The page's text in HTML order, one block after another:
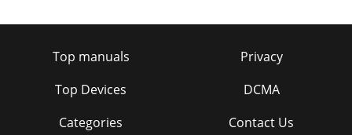
器转换为低电耗模式，从而节省了能源。按下键盘上的任意键
需触碰显示器时，请关闭显示器以节省能源。 PowerSaver 系
Page 33 - 5-1 显示器自诊断
Top manuals
Top Devices
Categories
Privacy
DCMA
Contact Us